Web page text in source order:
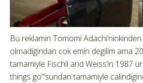
Bu reklamin Tomomi
olmadigindan cok emin degilim ama
tamamiyle Fischli and Weiss’in 1987
things go”’sundan tamamiyle